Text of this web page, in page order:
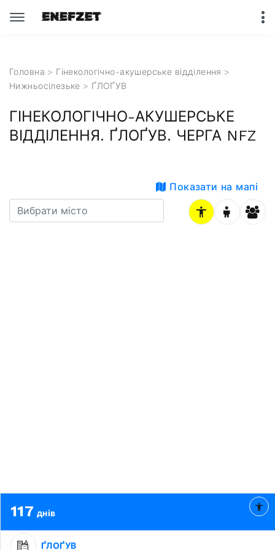
Головна > Гінекологічно-акушерське відділення >
Нижньосілезьке > ҐЛОҐУВ
ГІНЕКОЛОГІЧНО-АКУШЕРСЬКЕ
ВІДДІЛЕННЯ. ҐЛОҐУВ. ЧЕРГА NFZ
Показати на мапі
117 днів
ҐЛОҐУВ